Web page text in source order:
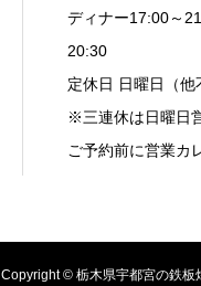
ディナー17:00～
20:30
定休日 日曜日（他
※三連休は日曜日
ご予約前に営業カ
Copyright © 栃木県宇都宮の鉄板